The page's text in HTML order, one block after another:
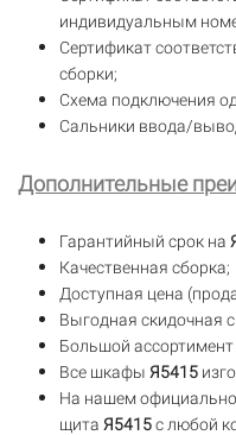
индивидуальным
Сертификат
сборки;
Схема подключения
Сальники ввода/
Дополнительные
Гарантийный срок на
Качественная сборка;
Доступная цена
Выгодная скидочная
Большой ассортимент
Все шкафы Я5415
На нашем
щита Я5415с любой